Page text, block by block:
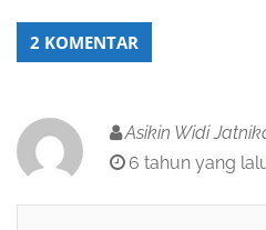
2 KOMENTAR
Asikin Widi
6 tahun yang